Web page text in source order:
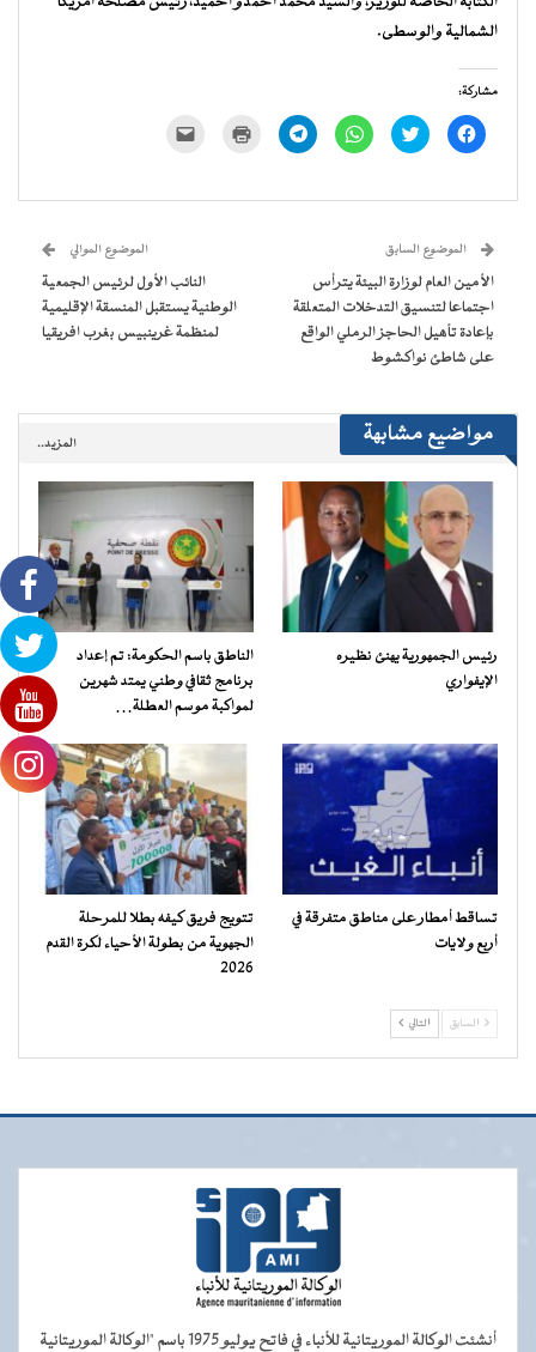
الشمالية والوسطى.
مشاركة:
انقر
للمشاركة
في
اضغط
للمشاركة
في
انقر
للمشاركة
في
انقر
للمشاركة
في
للطباعة
جديدة) الإلكتروني
نافذة
جديدة)
الموضوع السابق
الأمين العام لوزارة البيئة يترأس
اجتماعا لتنسيق التدخلات المتعلقة
بإعادة تأهيل الحاجز الرملي الواقع
على شاطئ نواكشوط
الموضوع الموالي
النائب الأول لرئيس الجمعية
الوطنية يستقبل المنسقة الإقليمية
لمنظمة غرينبيس بغرب افريقيا
مواضيع مشابهة المزيد..
رئيس الجمهورية يهنئ نظيره
الإيفواري
الناطق باسم الحكومة: تم إعداد
برنامج ثقافي وطني يمتد شهرين
لمواكبة موسم العطلة…
تساقط أمطار على مناطق متفرقة في
أربع ولايات
تتويج فريق كيفه بطلا للمرحلة
الجهوية من بطولة الأحياء لكرة القدم
2026
السابق التالي
أنشئت الوكالة الموريتانية للأنباء في فاتح يوليو 1975 باسم "الوكالة الموريتانية